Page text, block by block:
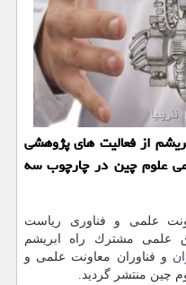
از فعالیت های پژوهشی
علوم چین در چارچوب سه
علمی و فناوری ریاست
علمی مشترك راه ابریشم
و فناوران معاونت علمی و
چین منتشر گردید.